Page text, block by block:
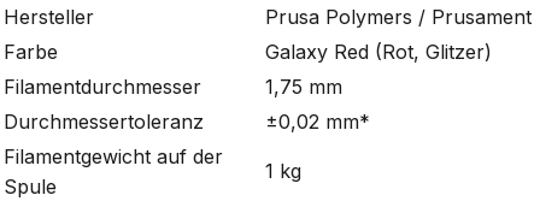
Hersteller
Prusa Polymers / Prusament
Farbe
Galaxy Red (Rot, Glitzer)
Filamentdurchmesser
1,75 mm
Durchmessertoleranz
±0,02 mm*
Filamentgewicht auf der
Spule
1 kg